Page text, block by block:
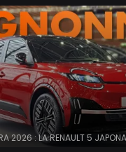
2026 : LA RENAULT 5